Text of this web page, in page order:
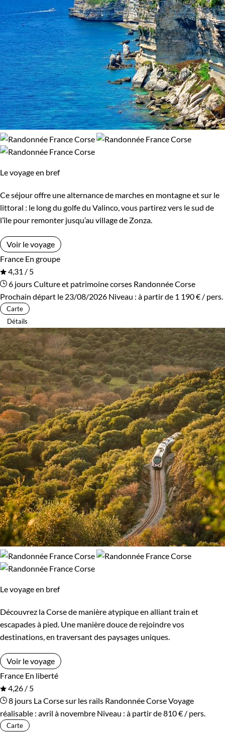
Le voyage en bref
Ce séjour offre une alternance de marches en montagne et sur le
littoral : le long du golfe du Valinco, vous partirez vers le sud de
l’île pour remonter jusqu’au village de Zonza.
Voir le voyage
France En groupe
4,31 / 5
6 joursCulture et patrimoine corses Randonnée Corse
Prochain départ le 23/08/2026 Niveau : à partir de 1 190 € / pers.
Carte
Détails
Le voyage en bref
Découvrez la Corse de manière atypique en alliant train et
escapades à pied. Une manière douce de rejoindre vos
destinations, en traversant des paysages uniques.
Voir le voyage
France En liberté
4,26 / 5
8 jours La Corse sur les rails Randonnée CorseVoyage
réalisable : avril à novembre Niveau : à partir de810 € / pers.
Carte